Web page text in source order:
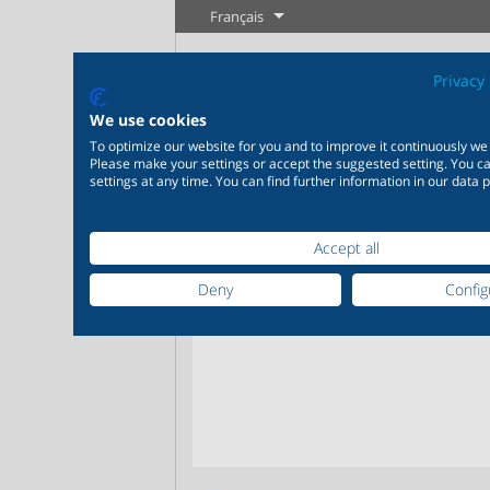
Français
Nouveautés
Plus d'information
Régulation
Plus d'information
20 000 produits pour
l’industrie – Des systèmes
200 000
chimie –
Votre
We use cookies
To optimize our website for you and to improve it continuously we
Please make your settings or accept the suggested setting. You
settings at any time. You can find further information in our data
Accept all
Deny